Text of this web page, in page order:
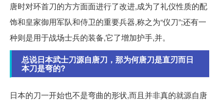
唐时对环首刀的方方面面进行了改进,成为了礼仪性质的配
饰和皇家御用军队和侍卫的重要兵器,称之为“仪刀”;还有一
种则是用于战场士兵的装备,它了增加护手,并。
总说日本武士刀源自唐刀，那为何唐刀是直刃而日
本刀是弯的?
日本的刀一开始也不是弯曲的形状,而且并非真的就源自唐